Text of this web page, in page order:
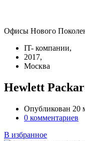
Офисы Нового
IT- компании,
2017,
Москва
Hewlett
Опубликован 20
0 комментариев
В избранное